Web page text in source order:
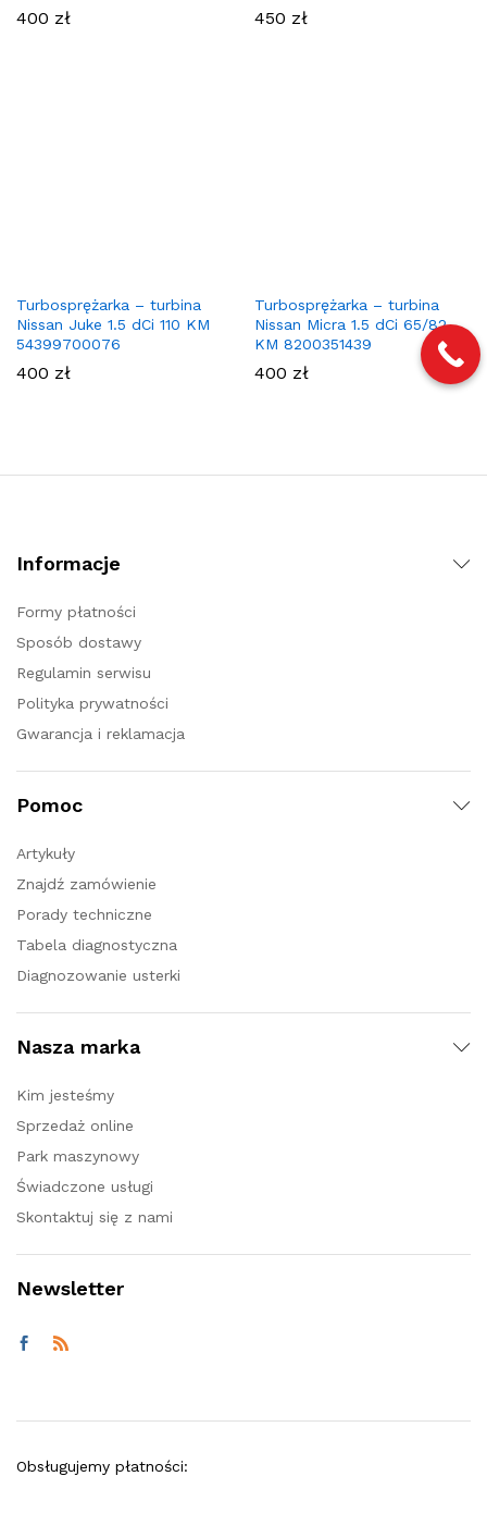
400 zł 450 zł
Turbosprężarka – turbina
Nissan Juke 1.5 dCi 110 KM
54399700076
400 zł
Turbosprężarka – turbina
Nissan Micra 1.5 dCi 65/82
KM 8200351439
400 zł
Informacje
Formy płatności
Sposób dostawy
Regulamin serwisu
Polityka prywatności
Gwarancja i reklamacja
Pomoc
Artykuły
Znajdź zamówienie
Porady techniczne
Tabela diagnostyczna
Diagnozowanie usterki
Nasza marka
Kim jesteśmy
Sprzedaż online
Park maszynowy
Świadczone usługi
Skontaktuj się z nami
Newsletter
Obsługujemy płatności: